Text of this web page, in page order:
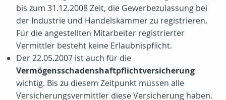
bis zum 31.12.2008 Zeit, die Gewerbezulassung bei
der Industrie und Handelskammer zu registrieren.
Für die angestellten Mitarbeiter registrierter
Vermittler besteht keine Erlaubnispflicht.
Der 22.05.2007 ist auch für die
Vermögensschadenshaftpflichtversicherung
wichtig. Bis zu diesem Zeitpunkt müssen alle
Versicherungsvermittler diese Versicherung haben.